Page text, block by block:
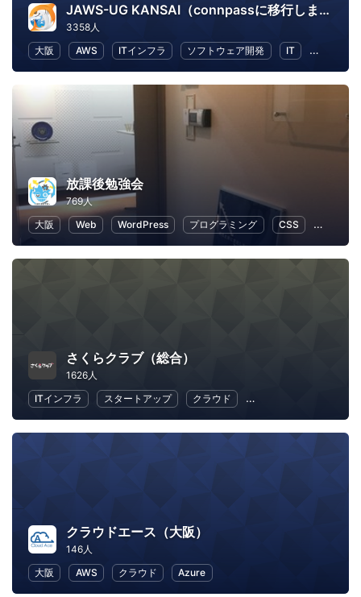
JAWS-UG KANSAI（connpassに移行しました）
3358人
大阪
AWS ITインフラ ソフトウェア開発 IT IT ソリュ
放課後勉強会
769人
大阪
Web WordPress プログラミング CSS Node.js
さくらクラブ（総合）
1626人
ITインフラ
スタートアップ クラウド 地域経済と地域社会
クラウドエース（大阪）
146人
大阪
AWS クラウド Azure